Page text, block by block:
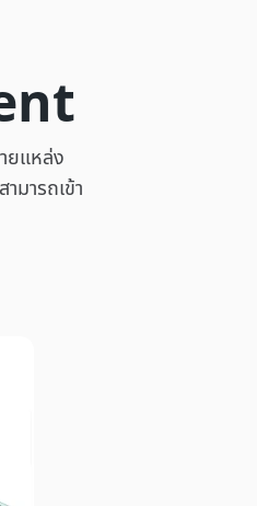
ยแหล่ง
มารถเข้า